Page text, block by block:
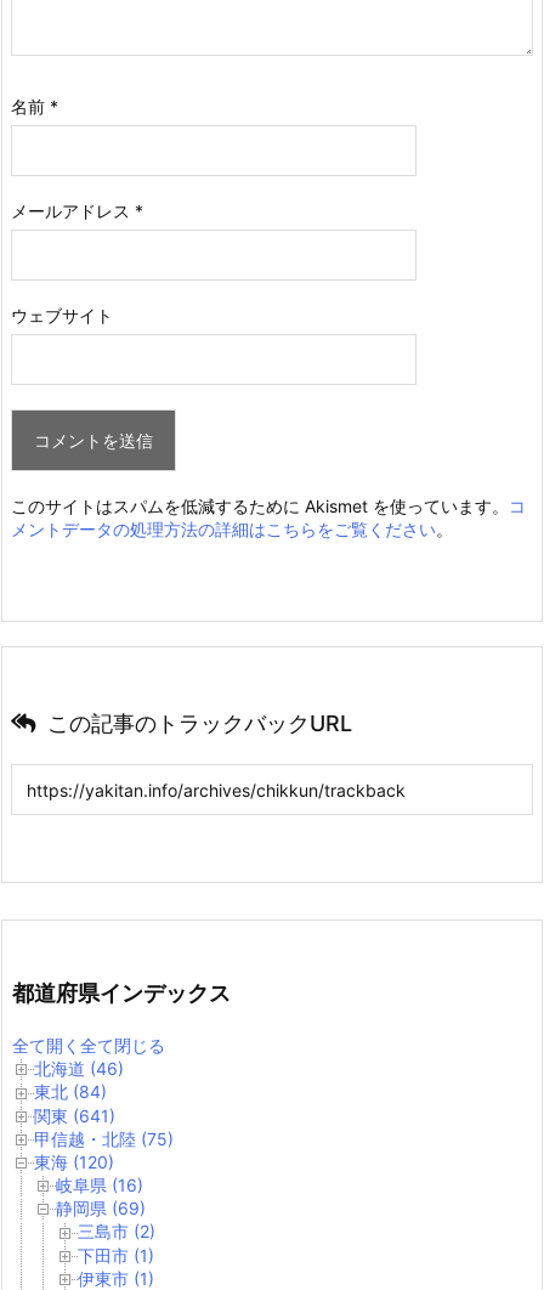
名前 *
メールアドレス *
ウェブサイト
このサイトはスパムを低減するために Akismet を使っています。
コ
メントデータの処理方法の詳細はこちらをご覧ください。
この記事のトラックバックURL
都道府県インデックス
全て開く 全て閉じる
北海道 (46)
東北 (84)
関東 (641)
甲信越・北陸 (75)
東海 (120)
岐阜県 (16)
静岡県 (69)
三島市 (2)
下田市 (1)
伊東市 (1)